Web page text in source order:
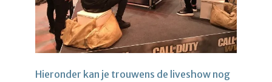
Hieronder kan je trouwens de liveshow nog